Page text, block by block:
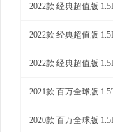
2022款 经典超值版
2022款 经典超值版
2022款 经典超值版
2021款 百万全球版
2020款 百万全球版